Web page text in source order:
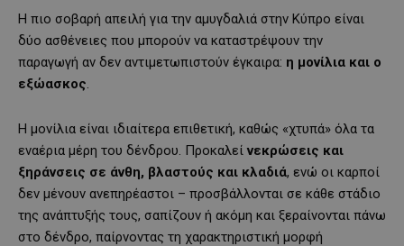
Η πιο σοβαρή απειλή για την αμυγδαλιά στην Κύπρο είναι
δύο ασθένειες που μπορούν να καταστρέψουν την
παραγωγή αν δεν αντιμετωπιστούν έγκαιρα: η μονίλια και ο
εξώασκος.
Η μονίλια είναι ιδιαίτερα επιθετική, καθώς «χτυπά» όλα τα
εναέρια μέρη του δένδρου. Προκαλεί νεκρώσεις και
ξηράνσεις σε άνθη, βλαστούς και κλαδιά, ενώ οι καρποί
δεν μένουν ανεπηρέαστοι – προσβάλλονται σε κάθε στάδιο
της ανάπτυξής τους, σαπίζουν ή ακόμη και ξεραίνονται πάνω
στο δένδρο, παίρνοντας τη χαρακτηριστική μορφή